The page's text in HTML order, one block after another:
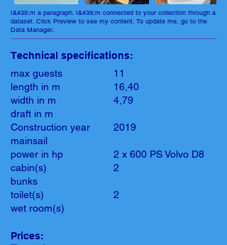
I&#39;m a paragraph. I&#39;m connected to your collection through a
dataset. Click Preview to see my content. To update me, go to the
Data Manager.
Technical specifications:
max guests
length in m
width in m
draft in m
Construction year
mainsail
power in hp
cabin(s)
bunks
toilet(s)
wet room(s)
11
16,40
4,79
2019
2 x 600 PS Volvo D8
2
2
Prices: